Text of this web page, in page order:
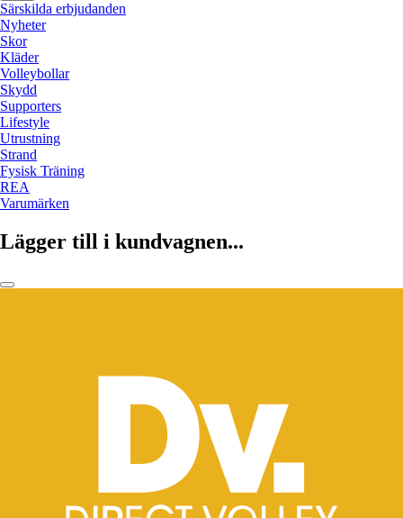
Särskilda erbjudanden
Nyheter
Skor
Kläder
Volleybollar
Skydd
Supporters
Lifestyle
Utrustning
Strand
Fysisk Träning
REA
Varumärken
Lägger till i kundvagnen...